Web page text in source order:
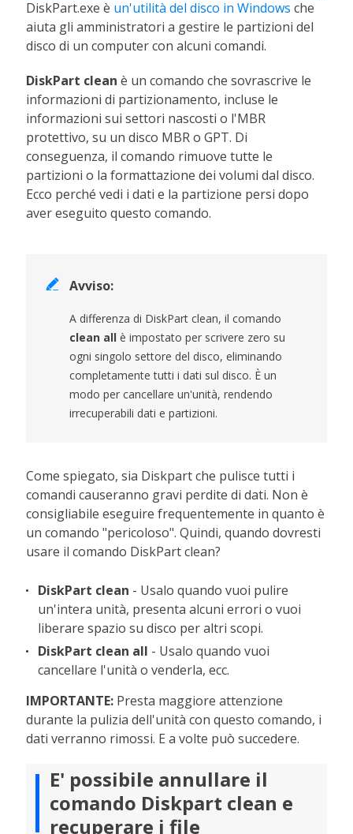
DiskPart.exe è un'utilità del disco in Windows che
aiuta gli amministratori a gestire le partizioni del
disco di un computer con alcuni comandi.
DiskPart clean è un comando che sovrascrive le
informazioni di partizionamento, incluse le
informazioni sui settori nascosti o l'MBR
protettivo, su un disco MBR o GPT. Di
conseguenza, il comando rimuove tutte le
partizioni o la formattazione dei volumi dal disco.
Ecco perché vedi i dati e la partizione persi dopo
aver eseguito questo comando.
 Avviso:
A differenza di DiskPart clean, il comando
clean all è impostato per scrivere zero su
ogni singolo settore del disco, eliminando
completamente tutti i dati sul disco. È un
modo per cancellare un'unità, rendendo
irrecuperabili dati e partizioni.
Come spiegato, sia Diskpart che pulisce tutti i
comandi causeranno gravi perdite di dati. Non è
consigliabile eseguire frequentemente in quanto è
un comando "pericoloso". Quindi, quando dovresti
usare il comando DiskPart clean?
DiskPart clean - Usalo quando vuoi pulire
un'intera unità, presenta alcuni errori o vuoi
liberare spazio su disco per altri scopi.
DiskPart clean all - Usalo quando vuoi
cancellare l'unità o venderla, ecc.
IMPORTANTE: Presta maggiore attenzione
durante la pulizia dell'unità con questo comando, i
dati verranno rimossi. E a volte può succedere.
E' possibile annullare il
comando Diskpart clean e
recuperare i file